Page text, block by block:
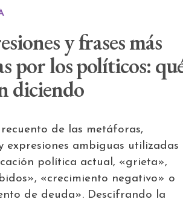
y frases más
por los políticos:
diciendo
de las metáforas,
expresiones ambiguas utilizadas
política actual, «grieta»,
«crecimiento negativo» o
de deuda». Descifrando la